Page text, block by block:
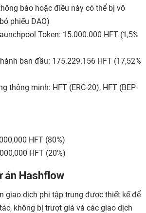
báo hoặc điều này có thể bị vô
phiếu DAO)
Token: 15.000.000 HFT (1,5%
ban đầu: 175.229.156 HFT (17,52%
thông minh: HFT (ERC-20), HFT (BEP-
HFT (80%)
HFT (20%)
án Hashflow
giao dịch phi tập trung được thiết kế để
không bị trượt giá và các giao dịch